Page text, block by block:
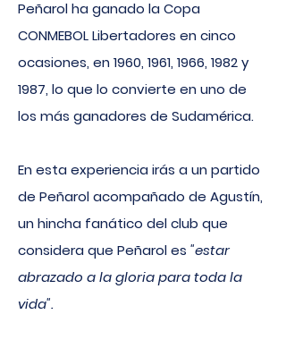
Peñarol ha ganado la Copa
CONMEBOL Libertadores en cinco
ocasiones, en 1960, 1961, 1966, 1982 y
1987, lo que lo convierte en uno de
los más ganadores de Sudamérica.
En esta experiencia irás a un partido
de Peñarol acompañado de Agustín,
un hincha fanático del club que
considera que Peñarol es "estar
abrazado a la gloria para toda la
vida".